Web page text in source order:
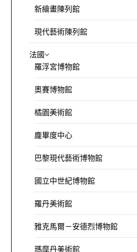
新繪畫陳列館
現代藝術陳列館
法國
羅浮宮博物館
奧賽博物館
橘園美術館
龐畢度中心
巴黎現代藝術博物館
國立中世紀博物館
羅丹美術館
雅克馬爾－安德烈博物館
瑪摩丹美術館